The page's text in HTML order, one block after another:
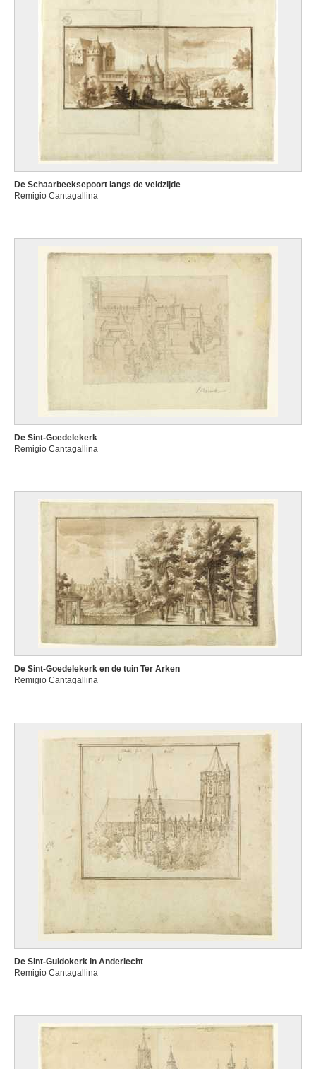
De Schaarbeeksepoort langs de veldzijde
Remigio Cantagallina
De Sint-Goedelekerk
Remigio Cantagallina
De Sint-Goedelekerk en de tuin Ter Arken
Remigio Cantagallina
De Sint-Guidokerk in Anderlecht
Remigio Cantagallina